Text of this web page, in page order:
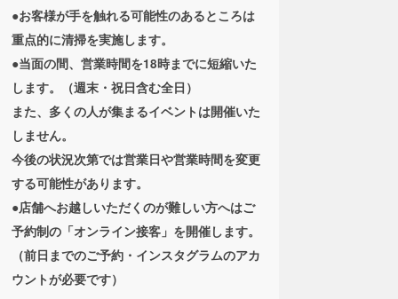
●お客様が手を触れる可能性のあるところは
重点的に清掃を実施します。
●当面の間、営業時間を18時までに短縮いた
します。（週末・祝日含む全日）
また、多くの人が集まるイベントは開催いた
しません。
今後の状況次第では営業日や営業時間を変更
する可能性があります。
●店舗へお越しいただくのが難しい方へはご
予約制の「オンライン接客」を開催します。
（前日までのご予約・インスタグラムのアカ
ウントが必要です）